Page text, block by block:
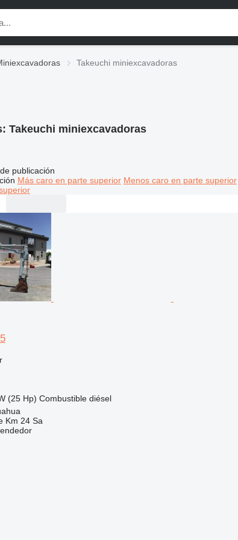
Takeuchi miniexcavadoras
Takeuchi miniexcavadoras
publicación
Más caro en parte superior Menos caro en parte superior
(25 Hp) Combustible diésel
Km 24 Sa